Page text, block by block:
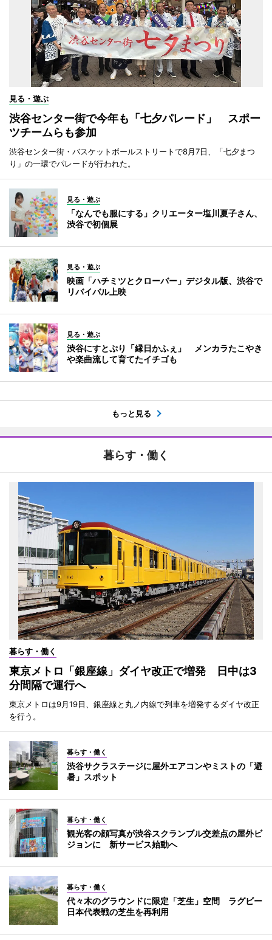
見る・遊ぶ
渋谷センター街で今年も「七夕パレード」 スポー
ツチームらも参加
渋谷センター街・バスケットボールストリートで8月7日、「七夕まつ
り」の一環でパレードが行われた。
見る・遊ぶ
「なんでも服にする」クリエーター塩川夏子さん、
渋谷で初個展
見る・遊ぶ
映画「ハチミツとクローバー」デジタル版、渋谷で
リバイバル上映
見る・遊ぶ
渋谷にすとぷり「縁日かふぇ」 メンカラたこやき
や楽曲流して育てたイチゴも
もっと見る
暮らす・働く
暮らす・働く
東京メトロ「銀座線」ダイヤ改正で増発 日中は3
分間隔で運行へ
東京メトロは9月19日、銀座線と丸ノ内線で列車を増発するダイヤ改正
を行う。
暮らす・働く
渋谷サクラステージに屋外エアコンやミストの「避
暑」スポット
暮らす・働く
観光客の顔写真が渋谷スクランブル交差点の屋外ビ
ジョンに 新サービス始動へ
暮らす・働く
代々木のグラウンドに限定「芝生」空間 ラグビー
日本代表戦の芝生を再利用